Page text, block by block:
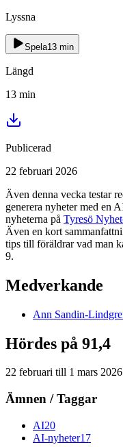
Lyssna
Spela13 min
Längd
13 min
Publicerad
22 februari 2026
Även denna vecka testar
generera nyheter med en
nyheterna på Tyresö
Även en kort
tips till föräldrar vad man
9.
Medverkande
Ann Sandin-
Hördes på 91,4
22 februari till 1 mars 2026
Ämnen / Taggar
AI20
AI-nyheter17